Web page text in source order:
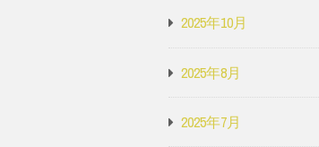
2025年10月
2025年8月
2025年7月